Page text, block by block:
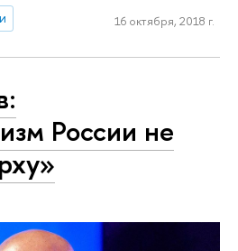
16 октября, 2018 г.
России не